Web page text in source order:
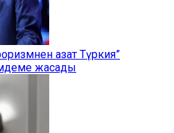
азат Түркия”
жасады